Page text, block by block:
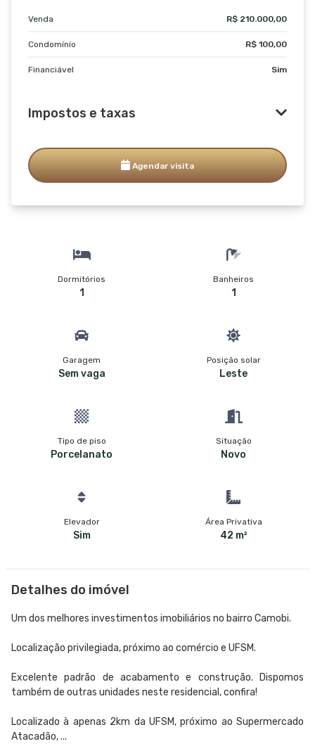
Venda R$ 210.000,00
Condomínio R$ 100,00
Financiável Sim
Impostos e taxas
Agendar visita
Dormitórios
1
Banheiros
1
Garagem
Sem vaga
Posição solar
Leste
Tipo de piso
Porcelanato
Situação
Novo
Elevador
Sim
Área Privativa
42 m²
Detalhes do imóvel
Um dos melhores investimentos imobiliários no bairro Camobi.
Localização privilegiada, próximo ao comércio e UFSM.
Excelente padrão de acabamento e construção. Dispomos
também de outras unidades neste residencial, confira!
Localizado à apenas 2km da UFSM, próximo ao Supermercado
Atacadão, ...